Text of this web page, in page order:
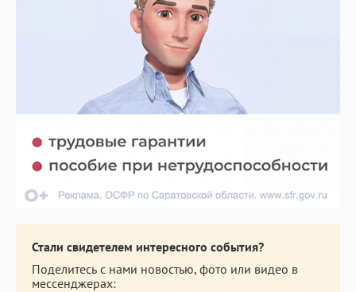
Стали свидетелем интересного события?
Поделитесь с нами новостью, фото или видео в
мессенджерах: